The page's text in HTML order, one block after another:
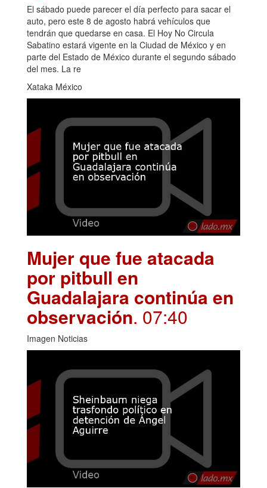
El sábado puede parecer el día perfecto para sacar el
auto, pero este 8 de agosto habrá vehículos que
tendrán que quedarse en casa. El Hoy No Circula
Sabatino estará vigente en la Ciudad de México y en
parte del Estado de México durante el segundo sábado
del mes. La re
Xataka México
Mujer que fue atacada
por pitbull en
Guadalajara continúa en
observación. 07:40
Imagen Noticias